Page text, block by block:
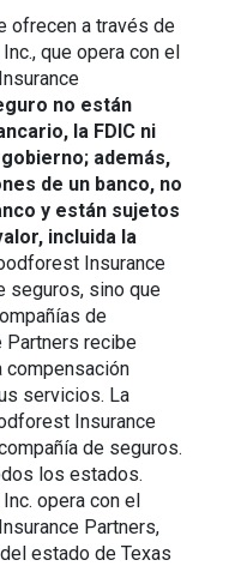
ofrecen a través de
que opera con el
no están
la FDIC ni
además,
de un banco, no
y están sujetos
incluida la
Insurance
seguros, sino que
de
Partners recibe
compensación
servicios. La
Insurance
de seguros.
los estados.
opera con el
Partners,
estado de Texas